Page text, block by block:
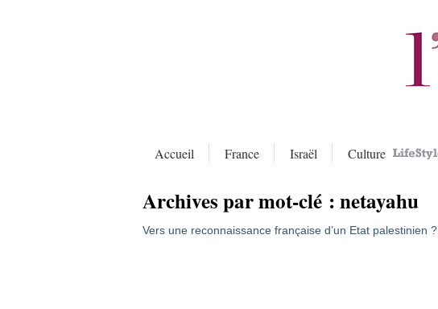
Accueil France Israël Culture
Archives par mot-clé :netayahu
Vers une reconnaissance française d’un Etat palestinien ?